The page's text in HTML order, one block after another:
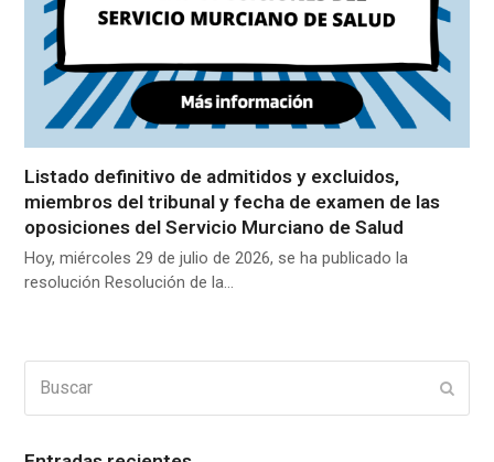
Listado definitivo de admitidos y excluidos,
miembros del tribunal y fecha de examen de las
oposiciones del Servicio Murciano de Salud
Hoy, miércoles 29 de julio de 2026, se ha publicado la
resolución Resolución de la…